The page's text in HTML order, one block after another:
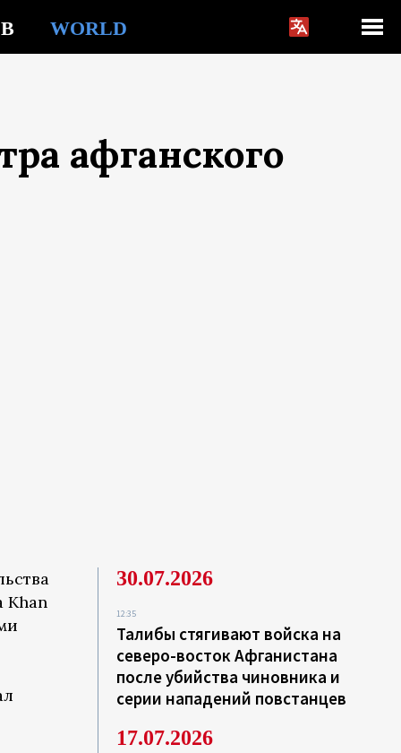
WORLD
афганского
Khan
30.07.2026
12:35
Талибы стягивают войска на
северо-восток Афганистана
после убийства чиновника и
серии нападений повстанцев
17.07.2026